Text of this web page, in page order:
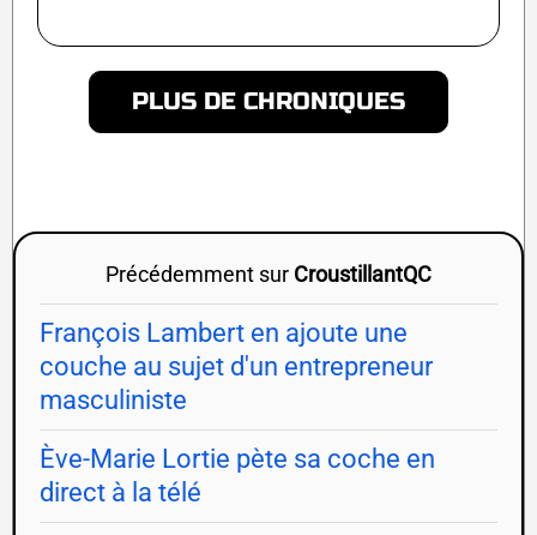
PLUS DE CHRONIQUES
Précédemment sur CroustillantQC
François Lambert en ajoute une
couche au sujet d'un entrepreneur
masculiniste
Ève-Marie Lortie pète sa coche en
direct à la télé